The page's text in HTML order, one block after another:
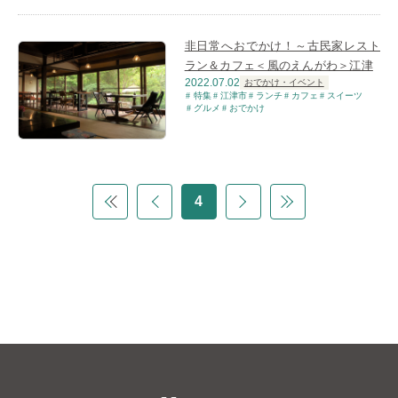
非日常へおでかけ！～古民家レスト
ラン＆カフェ＜風のえんがわ＞江津
2022.07.02
おでかけ・イベント
特集
江津市 ランチ カフェ
スイーツ
グルメ
おでかけ
4